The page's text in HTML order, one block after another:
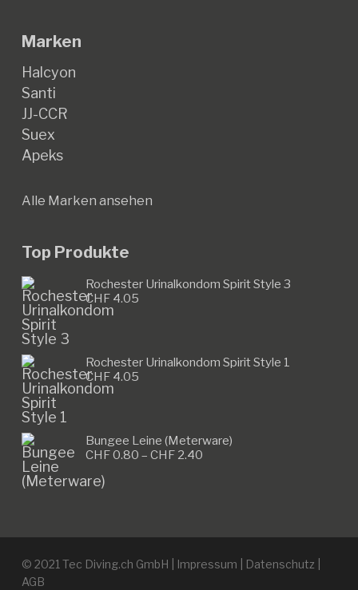
Marken
Halcyon
Santi
JJ-CCR
Suex
Apeks
Alle Marken ansehen
Top Produkte
Rochester Urinalkondom Spirit Style 3
CHF4.05
Rochester Urinalkondom Spirit Style 1
CHF4.05
Bungee Leine (Meterware)
CHF0.80 – CHF2.40Preisspanne:
© 2021 Tec Diving.ch GmbH | Impressum Datenschutz
AGB